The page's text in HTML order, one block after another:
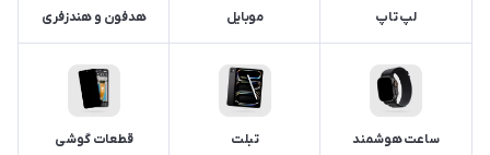
لپ تاپ موبایل هدفون و هندزفری
ساعت هوشمند تبلت قطعات گوشی